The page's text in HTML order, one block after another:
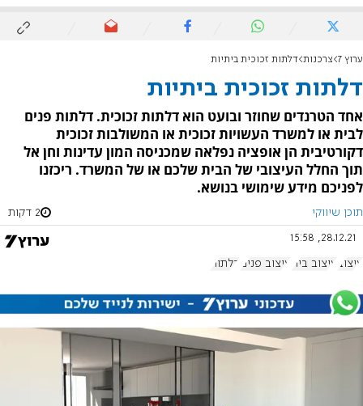
ערוץ 7 צרכנות דלתות זכוכית ביתיות
דלתות זכוכית ביתיות
אחד הטרנדים שחוזר ובועט הוא דלתות זכוכית. דלתות פנים
לבית או למשרד העשויות זכוכית או המשולבות זכוכית
דקורטיבית הן אופציה נפלאה שמכניסה המון עדינות וחן אל
תוך החלל העיצובי של הבית שלכם או של המשרד. ריכזנו
לפניכם מידע שימושי בנושא.
תוכן שיווקי 2 דקות
28.12.21, 15:58
עיצוב עיצוב בית עיצוב פנים דלתות